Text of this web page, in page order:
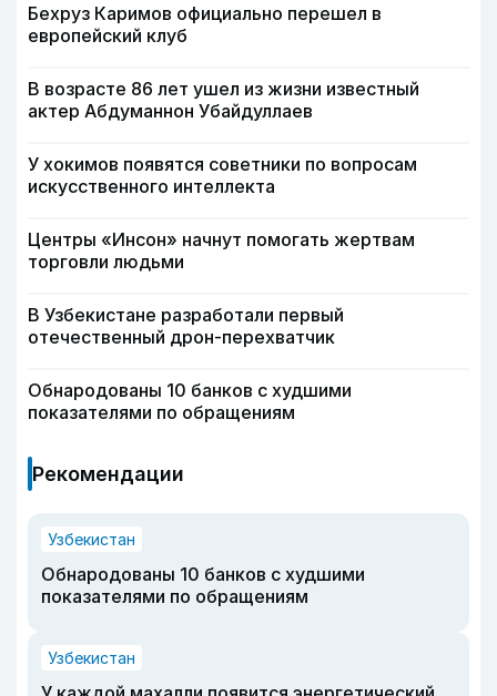
Бехруз Каримов официально перешел в
европейский клуб
В возрасте 86 лет ушел из жизни известный
актер Абдуманнон Убайдуллаев
У хокимов появятся советники по вопросам
искусственного интеллекта
Центры «Инсон» начнут помогать жертвам
торговли людьми
В Узбекистане разработали первый
отечественный дрон-перехватчик
Обнародованы 10 банков с худшими
показателями по обращениям
Рекомендации
Узбекистан
Обнародованы 10 банков с худшими
показателями по обращениям
Узбекистан